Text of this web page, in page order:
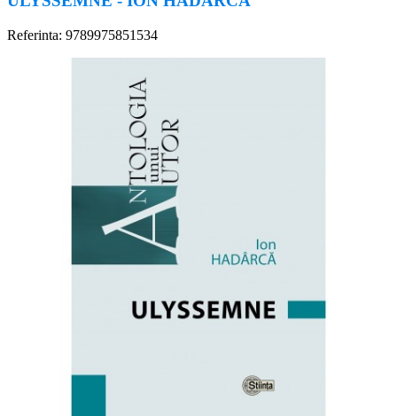
Referinta: 9789975851534